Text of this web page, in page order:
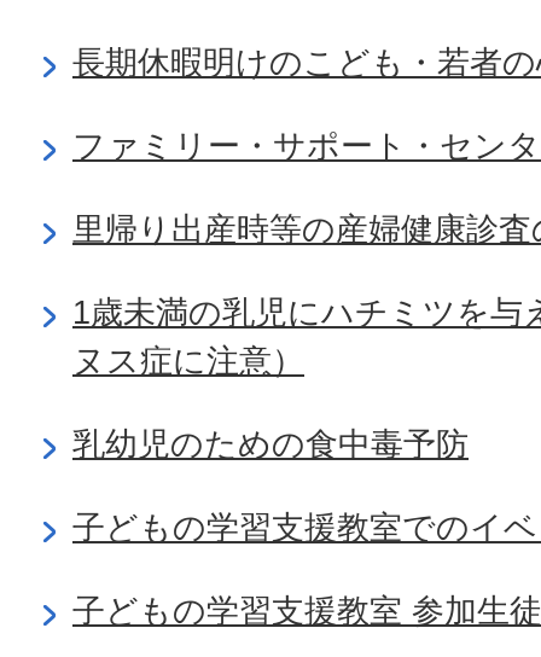
長期休暇明けのこども・若者
ファミリー・サポート・セン
里帰り出産時等の産婦健康診
1歳未満の乳児にハチミツを与
ヌス症に注意）
乳幼児のための食中毒予防
子どもの学習支援教室でのイ
子どもの学習支援教室 参加生